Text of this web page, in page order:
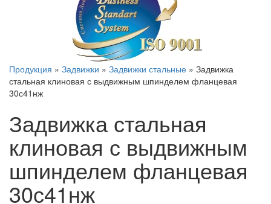
Продукция » Задвижки » Задвижки стальные » Задвижка
стальная клиновая с выдвижным шпинделем фланцевая
30с41нж
Задвижка стальная
клиновая с выдвижным
шпинделем фланцевая
30с41нж